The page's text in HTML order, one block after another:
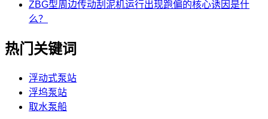
ZBG型周边传动刮泥机运行出现跑偏的核心诱因是什
么？
热门关键词
浮动式泵站
浮坞泵站
取水泵船